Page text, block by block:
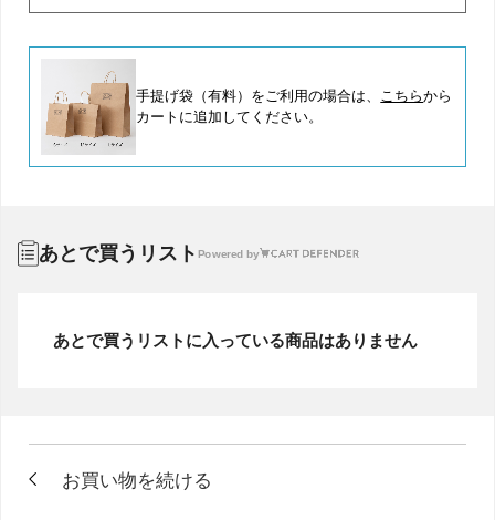
手提げ袋（有料）をご利用の場合は、 こちらから
カートに追加してください。
あとで買うリスト Powered by
あとで買うリストに入っている商品はありません